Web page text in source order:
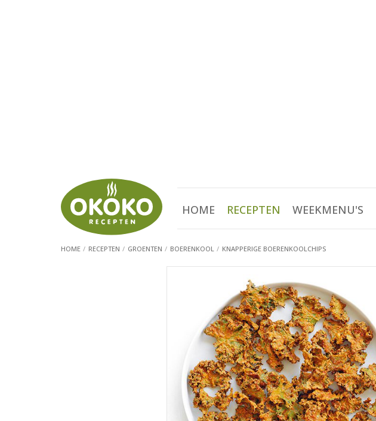
HOME RECEPTEN WEEKMENU'S
HOME RECEPTEN GROENTEN BOERENKOOL KNAPPERIGE BOERENKOOLCHIPS